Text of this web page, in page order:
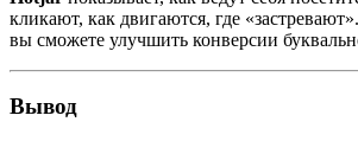
кликают, как двигаются, где
вы сможете улучшить конверсии
Вывод